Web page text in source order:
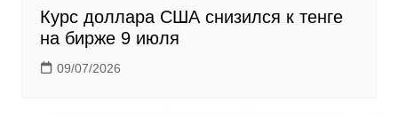
Курс доллара США снизился к тенге
на бирже 9 июля
09/07/2026